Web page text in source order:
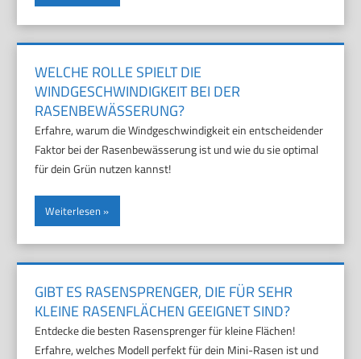
WELCHE ROLLE SPIELT DIE
WINDGESCHWINDIGKEIT BEI DER
RASENBEWÄSSERUNG?
Erfahre, warum die Windgeschwindigkeit ein entscheidender
Faktor bei der Rasenbewässerung ist und wie du sie optimal
für dein Grün nutzen kannst!
Weiterlesen
GIBT ES RASENSPRENGER, DIE FÜR SEHR
KLEINE RASENFLÄCHEN GEEIGNET SIND?
Entdecke die besten Rasensprenger für kleine Flächen!
Erfahre, welches Modell perfekt für dein Mini-Rasen ist und